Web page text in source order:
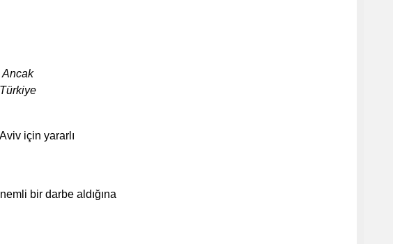
Ancak
için yararlı
bir darbe aldığına